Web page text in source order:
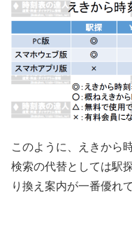
このように、えきから
検索の代替としては駅
り換え案内が一番優れ